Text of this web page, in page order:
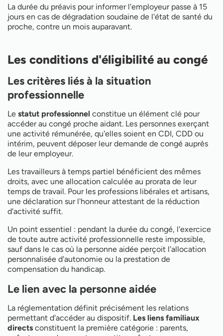
La durée du préavis pour informer l'employeur passe à 15
jours en cas de dégradation soudaine de l'état de santé du
proche, contre un mois auparavant.
Les conditions d'éligibilité au congé
Les critères liés à la situation
professionnelle
Le statut professionnel constitue un élément clé pour
accéder au congé proche aidant. Les personnes exerçant
une activité rémunérée, qu'elles soient en CDI, CDD ou
intérim, peuvent déposer leur demande de congé auprès
de leur employeur.
Les travailleurs à temps partiel bénéficient des mêmes
droits, avec une allocation calculée au prorata de leur
temps de travail. Pour les professions libérales et artisans,
une déclaration sur l'honneur attestant de la réduction
d'activité suffit.
Un point essentiel : pendant la durée du congé, l'exercice
de toute autre activité professionnelle reste impossible,
sauf dans le cas où la personne aidée perçoit l'allocation
personnalisée d'autonomie ou la prestation de
compensation du handicap.
Le lien avec la personne aidée
La réglementation définit précisément les relations
permettant d'accéder au dispositif. Les liens familiaux
directs constituent la première catégorie : parents,